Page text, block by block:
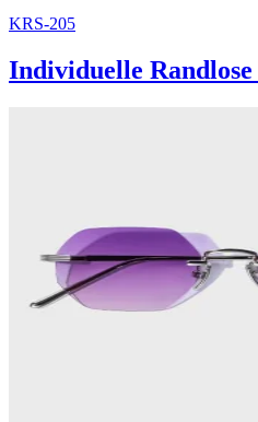
KRS-205
Individuelle